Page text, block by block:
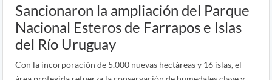
Sancionaron la ampliación del Parque
Nacional Esteros de Farrapos e Islas
del Río Uruguay
Con la incorporación de 5.000 nuevas hectáreas y 16 islas, el